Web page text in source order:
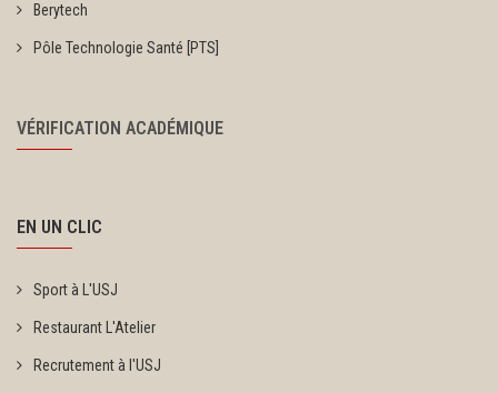
Berytech
Pôle Technologie Santé [PTS]
VÉRIFICATION ACADÉMIQUE
EN UN CLIC
Sport à L'USJ
Restaurant L'Atelier
Recrutement à l'USJ